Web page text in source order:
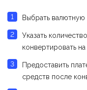
Выбрать валютную
Указать
конвертировать
Предоставить
средств после